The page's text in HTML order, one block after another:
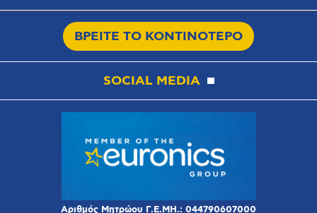
ΒΡΕΙΤΕ ΤΟ ΚΟΝΤΙΝΟΤΕΡΟ
SOCIAL MEDIA